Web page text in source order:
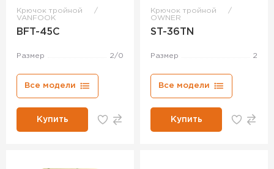
Крючок тройной
VANFOOK
BFT-45C
Размер 2/0
Все модели
Купить
Крючок тройной
OWNER
ST-36TN
Размер 2
Все модели
Купить